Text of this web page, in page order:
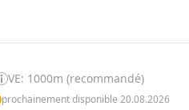
VE: 1000m (recommandé)
prochainement disponible 20.08.2026